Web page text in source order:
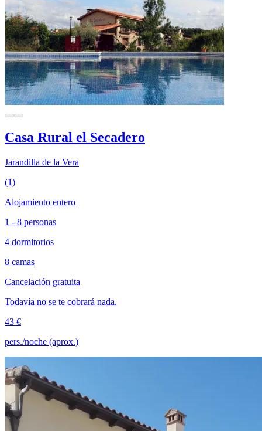
Casa Rural el Secadero
Jarandilla de la Vera
(1)
Alojamiento entero
1 - 8 personas
4 dormitorios
8 camas
Cancelación gratuita
Todavía no se te cobrará nada.
43 €
pers./noche (aprox.)